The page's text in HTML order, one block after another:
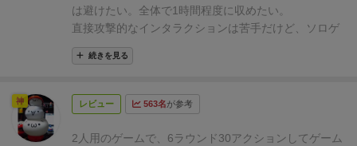
は避けたい。全体で1時間程度に収めたい。
直接攻撃的なインタラクションは苦手だけど、ソロゲ
ー色が強すぎるのも寂しい。
上記のような条件で、2人用に最適化された内容で遊
注意点
最初はインストも入れてやっぱり1時間半くらいかか
った(ボドゲ初心者寄りの中級者)。
続きを見る
レビュー 563名が参考
2人用のゲームで、6ラウンド30アクションしてゲーム
神